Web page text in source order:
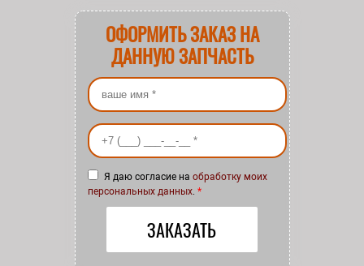
ОФОРМИТЬ ЗАКАЗ НА
ДАННУЮ ЗАПЧАСТЬ
Ваше имя*
Ваш номер телефона*
Я даю согласие на обработку моих
персональных данных. *